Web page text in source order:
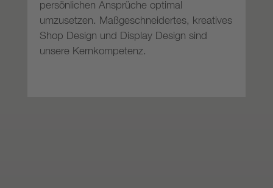
persönlichen Ansprüche optimal
umzusetzen. Maßgeschneidertes, kreatives
Shop Design und Display Design sind
unsere Kernkompetenz.